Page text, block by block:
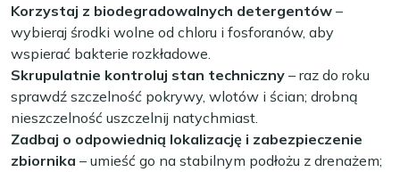
Korzystaj z biodegradowalnych detergentów –
wybieraj środki wolne od chloru i fosforanów, aby
wspierać bakterie rozkładowe.
Skrupulatnie kontroluj stan techniczny – raz do roku
sprawdź szczelność pokrywy, wlotów i ścian; drobną
nieszczelność uszczelnij natychmiast.
Zadbaj o odpowiednią lokalizację i zabezpieczenie
zbiornika – umieść go na stabilnym podłożu z drenażem;